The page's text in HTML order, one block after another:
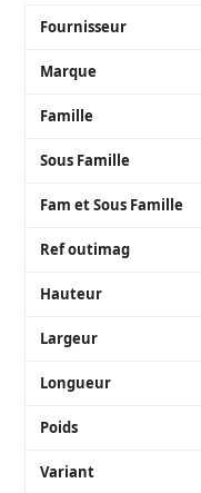
Fournisseur
Marque
Famille
Sous Famille
Fam et Sous Famille
Ref outimag
Hauteur
Largeur
Longueur
Poids
Variant